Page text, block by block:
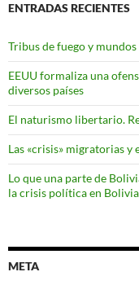
ENTRADAS RECIENTES
Tribus de fuego y
EEUU formaliza una
diversos países
El naturismo libertario.
Las «crisis» migratorias
Lo que una parte de
la crisis política en Bolivia
META